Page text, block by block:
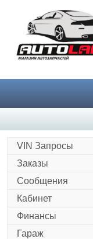
VIN Запросы
Заказы
Сообщения
Кабинет
Финансы
Гараж